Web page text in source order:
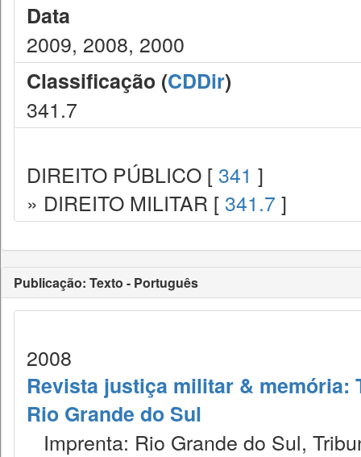
Data
2009, 2008, 2000
Classificação (CDDir)
341.7
DIREITO PÚBLICO [ 341 ]
» DIREITO MILITAR [ 341.7 ]
Publicação: Texto - Português
2008
Revista justiça militar &
Rio Grande do Sul
Imprenta: Rio Grande do Sul,